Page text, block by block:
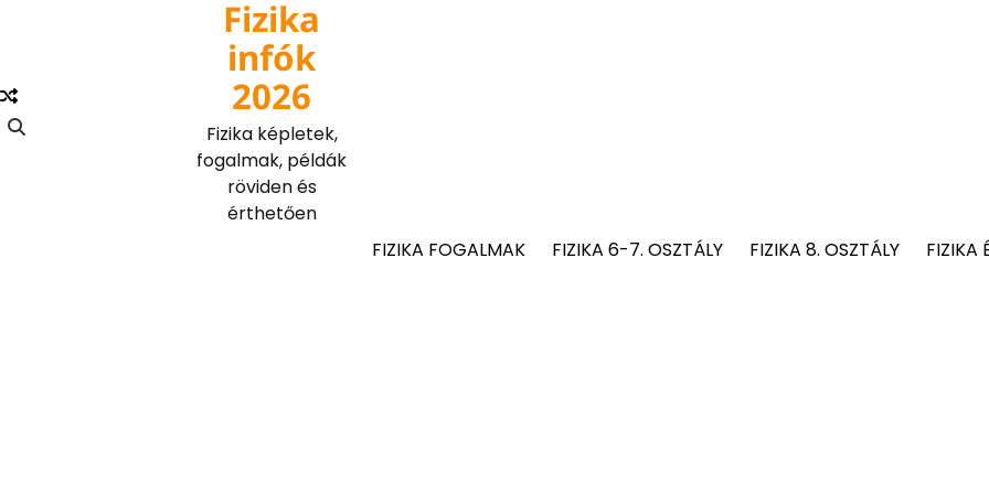
Fizika
infók
2026
Fizika képletek,
fogalmak, példák
röviden és
érthetően
FIZIKA FOGALMAK
FIZIKA 6-7. OSZTÁLY FIZIKA 8. OSZTÁLY FIZIKA